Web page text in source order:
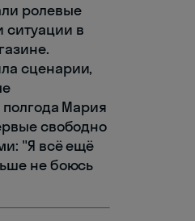
ролевые
в
сценарии,
полгода Мария
свободно
"Я всё ещё
не боюсь